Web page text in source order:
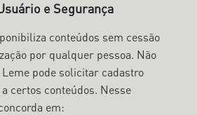
e Segurança
conteúdos sem cessão
por qualquer pessoa. Não
pode solicitar cadastro
certos conteúdos. Nesse
em: